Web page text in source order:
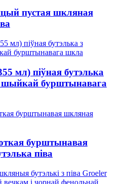
пустая шкляная
мл) піўная бутэлька
шыйкай бурштынавага
бурштынавая
піва